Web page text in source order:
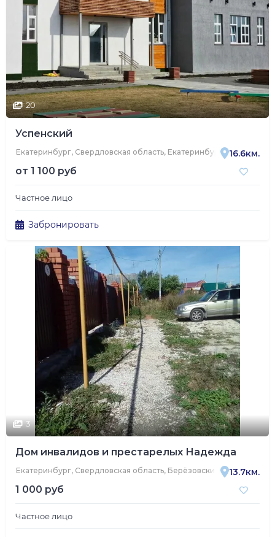
20
Успенский
Екатеринбург, Свердловская область, Екатеринбург, 3-я16.6км.
от 1 100 руб
Частное лицо
Забронировать
3
Дом инвалидов и престарелых Надежда
Екатеринбург, Свердловская область, Берёзовский, Уральская
13.7км.
1 000 руб
Частное лицо